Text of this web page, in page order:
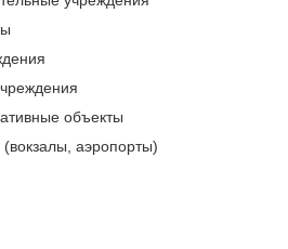
объекты
аэропорты)